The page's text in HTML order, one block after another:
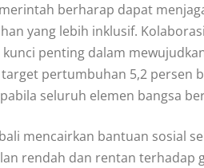
berharap dapat
yang lebih inklusif.
penting dalam
pertumbuhan 5,2 persen
seluruh elemen bangsa
mencairkan bantuan sosial
rendah dan rentan terhadap